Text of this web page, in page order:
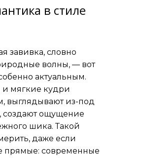
в стиле
завивка, словно
волны, — вот
актуальным.
мягкие кудри
выглядывают из-под
создают ощущение
шика. Такой
даже если
прямые: современные